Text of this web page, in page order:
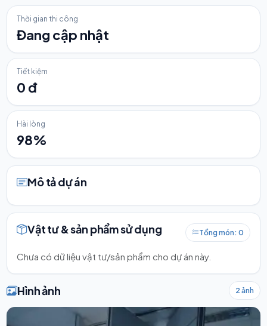
Thời gian thi công
Đang cập nhật
Tiết kiệm
0 đ
Hài lòng
98%
Mô tả dự án
Vật tư & sản phẩm sử dụng Tổng món: 0
Chưa có dữ liệu vật tư/sản phẩm cho dự án này.
Hình ảnh 2 ảnh